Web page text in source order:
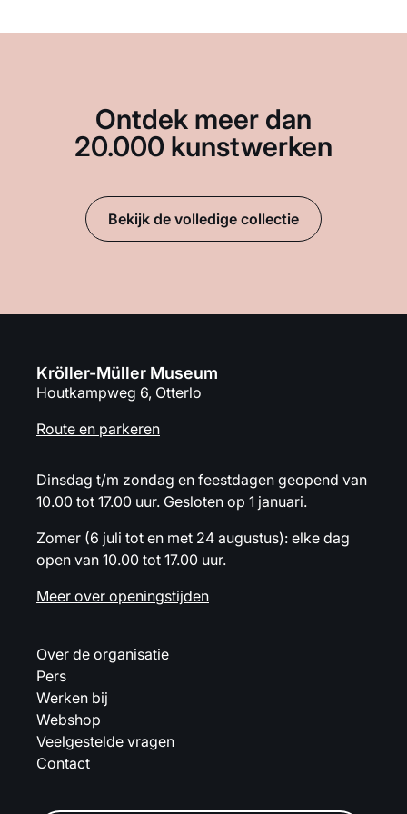
Ontdek meer dan
20.000 kunstwerken
Bekijk de volledige collectie
Kröller-Müller Museum
Houtkampweg 6, Otterlo
Route en parkeren
Dinsdag t/m zondag en feestdagen geopend van
10.00 tot 17.00 uur. Gesloten op 1 januari.
Zomer (6 juli tot en met 24 augustus): elke dag
open van 10.00 tot 17.00 uur.
Meer over openingstijden
Over de organisatie
Pers
Werken bij
Webshop
Veelgestelde vragen
Contact